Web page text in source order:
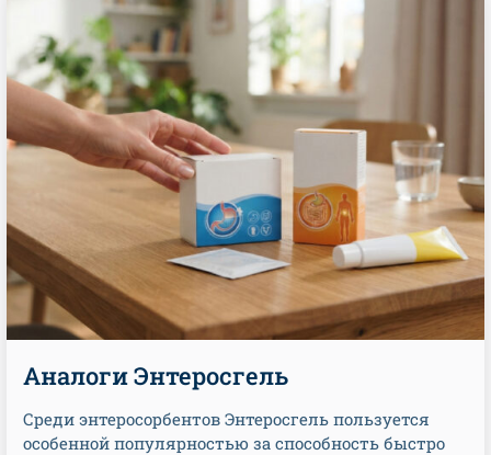
Аналоги Энтеросгель
Среди энтеросорбентов Энтеросгель пользуется
особенной популярностью за способность быстро